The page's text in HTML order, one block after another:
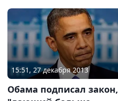
15:51, 27 декабря 2013
Обама подписал закон,